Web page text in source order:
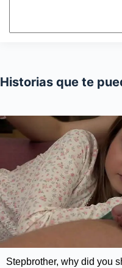
Historias que te
Stepbrother, why did you